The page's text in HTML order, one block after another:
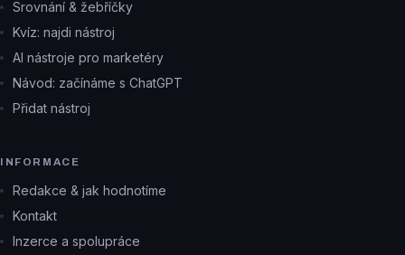
Srovnání & žebříčky
Kvíz: najdi nástroj
AI nástroje pro marketéry
Návod: začínáme s ChatGPT
Přidat nástroj
INFORMACE
Redakce & jak hodnotíme
Kontakt
Inzerce a spolupráce